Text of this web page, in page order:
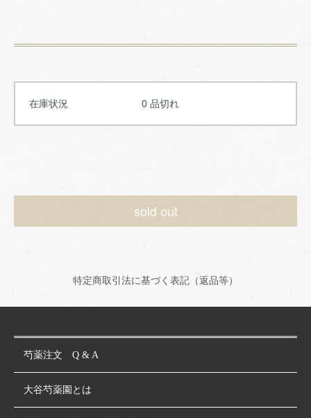
在庫状況 0 品切れ
sold out
特定商取引法に基づく表記（返品等）
芍薬注文 Q & A
大谷芍薬園とは